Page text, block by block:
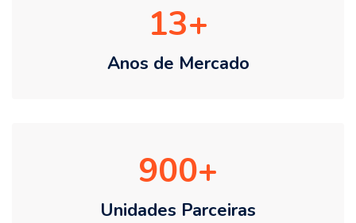
13
Anos de Mercado
900
Unidades Parceiras